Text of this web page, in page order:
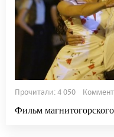
Прочитали: 4 050
Фильм